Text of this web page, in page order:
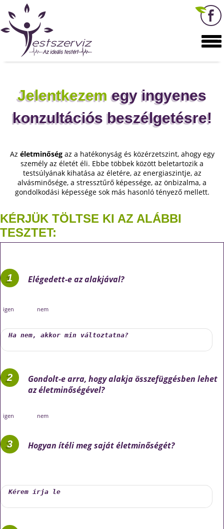
Jelentkezem egy ingyenes
konzultációs beszélgetésre!
Az életminőségaz a hatékonyság és közérzetszint, ahogy egy
személy az életét éli. Ebbe többek között beletartozik a
testsúlyának kihatása az életére, az energiaszintje, az
alvásminősége, a stressztűrő képessége, az önbizalma, a
gondolkodási képessége sok más hasonló tényező mellett.
KÉRJÜK TÖLTSE KI AZ ALÁBBI
TESZTET:
Elégedett-e az alakjával?
igen nem
Gondolt-e arra, hogy alakja összefüggésben lehet
az életminőségével?
igen nem
Hogyan ítéli meg saját életminőségét?